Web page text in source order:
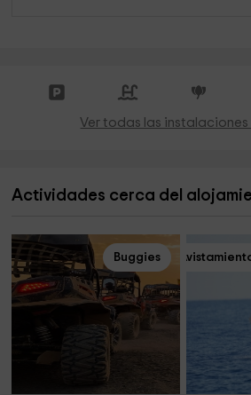
Ver todas las instalaciones
Actividades cerca del
Buggies